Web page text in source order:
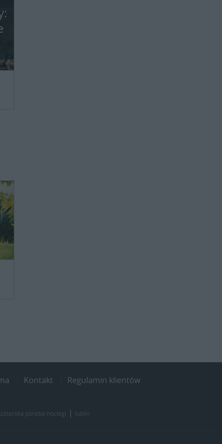
Kontakt Regulamin klientów
poręba noclegi | lublin